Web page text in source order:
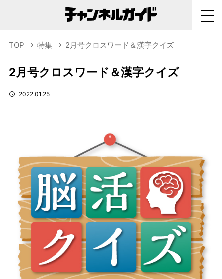
TOP 特集 2月号クロスワード＆漢字クイズ
2月号クロスワード＆漢字クイズ
2022.01.25